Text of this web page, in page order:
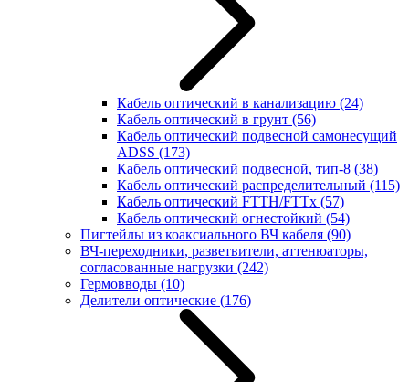
Кабель оптический в канализацию (24)
Кабель оптический в грунт (56)
Кабель оптический подвесной самонесущий
ADSS (173)
Кабель оптический подвесной, тип-8 (38)
Кабель оптический распределительный (115)
Кабель оптический FTTH/FTTx (57)
Кабель оптический огнестойкий (54)
Пигтейлы из коаксиального ВЧ кабеля (90)
ВЧ-переходники, разветвители, аттенюаторы,
согласованные нагрузки (242)
Гермовводы (10)
Делители оптические (176)